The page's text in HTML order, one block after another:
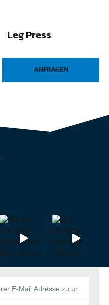
Leg Press
ANFRAGEN